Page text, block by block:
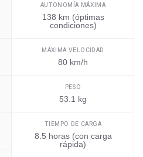
AUTONOMÍA MÁXIMA
138 km (óptimas
condiciones)
MÁXIMA VELOCIDAD
80 km/h
PESO
53.1 kg
TIEMPO DE CARGA
8.5 horas (con carga
rápida)